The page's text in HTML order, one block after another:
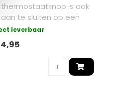
thermostaatknop is ook
aan te sluiten op een
aansluitpunt
..
leverbaar